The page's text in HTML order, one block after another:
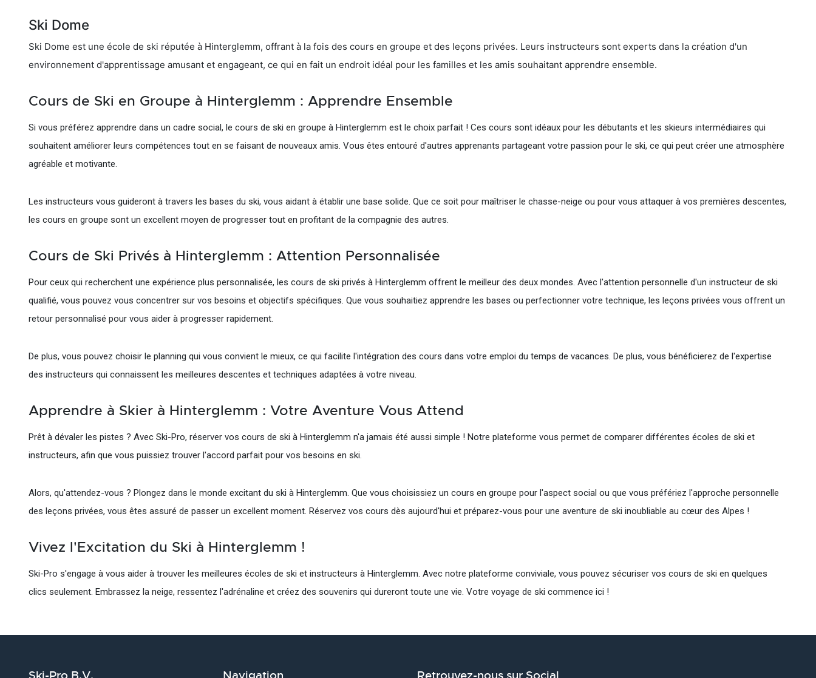
Ski Dome
Ski Dome est une école de ski réputée à Hinterglemm, offrant à la fois des cours en groupe et des leçons privées. Leurs instructeurs sont experts dans la création d'un
environnement d'apprentissage amusant et engageant, ce qui en fait un endroit idéal pour les familles et les amis souhaitant apprendre ensemble.
Cours de Ski en Groupe à Hinterglemm : Apprendre Ensemble
Si vous préférez apprendre dans un cadre social, le cours de ski en groupe à Hinterglemm est le choix parfait ! Ces cours sont idéaux pour les débutants et les skieurs intermédiaires qui
souhaitent améliorer leurs compétences tout en se faisant de nouveaux amis. Vous êtes entouré d'autres apprenants partageant votre passion pour le ski, ce qui peut créer une atmosphère
agréable et motivante.
Les instructeurs vous guideront à travers les bases du ski, vous aidant à établir une base solide. Que ce soit pour maîtriser le chasse-neige ou pour vous attaquer à vos premières descentes,
les cours en groupe sont un excellent moyen de progresser tout en profitant de la compagnie des autres.
Cours de Ski Privés à Hinterglemm : Attention Personnalisée
Pour ceux qui recherchent une expérience plus personnalisée, les cours de ski privés à Hinterglemm offrent le meilleur des deux mondes. Avec l'attention personnelle d'un instructeur de ski
qualifié, vous pouvez vous concentrer sur vos besoins et objectifs spécifiques. Que vous souhaitiez apprendre les bases ou perfectionner votre technique, les leçons privées vous offrent un
retour personnalisé pour vous aider à progresser rapidement.
De plus, vous pouvez choisir le planning qui vous convient le mieux, ce qui facilite l'intégration des cours dans votre emploi du temps de vacances. De plus, vous bénéficierez de l'expertise
des instructeurs qui connaissent les meilleures descentes et techniques adaptées à votre niveau.
Apprendre à Skier à Hinterglemm : Votre Aventure Vous Attend
Prêt à dévaler les pistes ? Avec Ski-Pro, réserver vos cours de ski à Hinterglemm n'a jamais été aussi simple ! Notre plateforme vous permet de comparer différentes écoles de ski et
instructeurs, afin que vous puissiez trouver l'accord parfait pour vos besoins en ski.
Alors, qu'attendez-vous ? Plongez dans le monde excitant du ski à Hinterglemm. Que vous choisissiez un cours en groupe pour l'aspect social ou que vous préfériez l'approche personnelle
des leçons privées, vous êtes assuré de passer un excellent moment. Réservez vos cours dès aujourd'hui et préparez-vous pour une aventure de ski inoubliable au cœur des Alpes !
Vivez l'Excitation du Ski à Hinterglemm !
Ski-Pro s'engage à vous aider à trouver les meilleures écoles de ski et instructeurs à Hinterglemm. Avec notre plateforme conviviale, vous pouvez sécuriser vos cours de ski en quelques
clics seulement. Embrassez la neige, ressentez l'adrénaline et créez des souvenirs qui dureront toute une vie. Votre voyage de ski commence ici !